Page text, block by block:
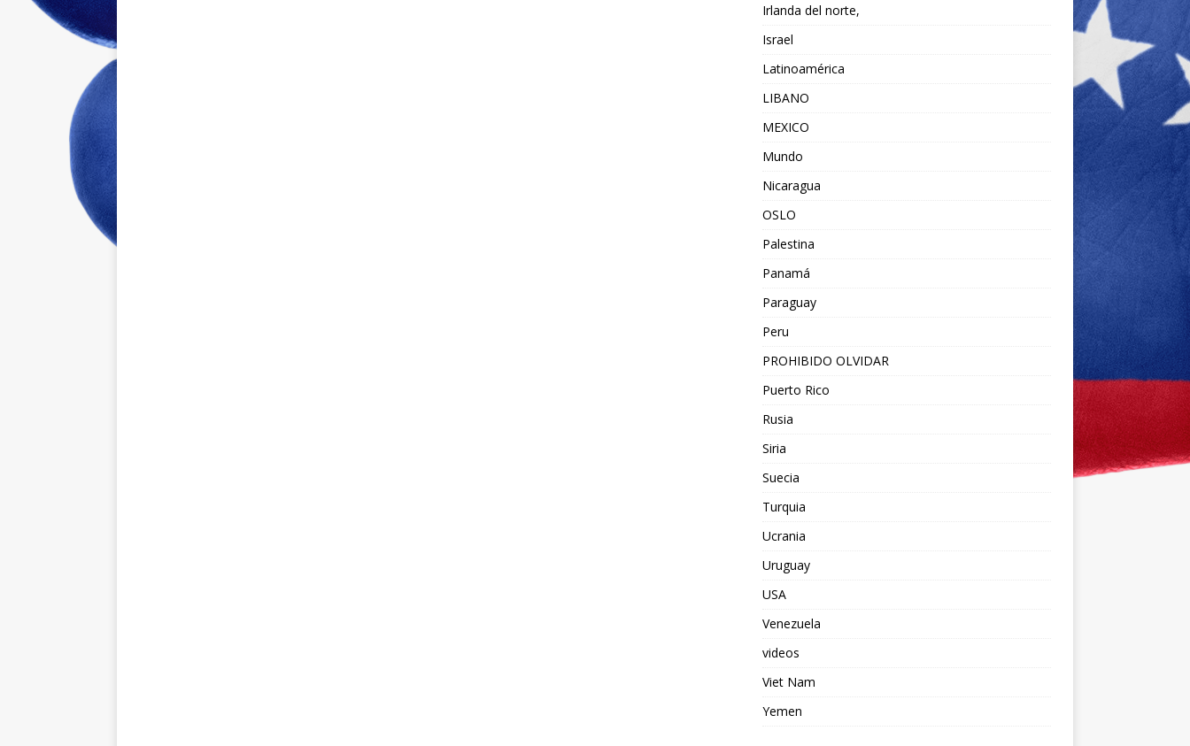
Irlanda del norte,
Israel
Latinoamérica
LIBANO
MEXICO
Mundo
Nicaragua
OSLO
Palestina
Panamá
Paraguay
Peru
PROHIBIDO OLVIDAR
Puerto Rico
Rusia
Siria
Suecia
Turquia
Ucrania
Uruguay
USA
Venezuela
videos
Viet Nam
Yemen